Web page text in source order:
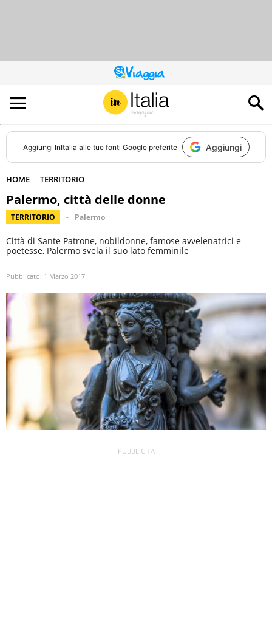
QUESTO
SITO
CONTRIBUISCE
ALL’AUDIENCE
DI
Aggiungi InItalia alle tue fonti Google preferite Aggiungi
HOME TERRITORIO
Palermo, città delle donne
TERRITORIO Palermo
Città di Sante Patrone, nobildonne, famose avvelenatrici e
poetesse, Palermo svela il suo lato femminile
Pubblicato: 1 Marzo 2017